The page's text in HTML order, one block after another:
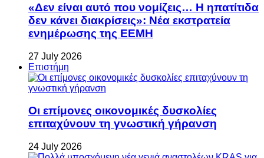
«Δεν είναι αυτό που νομίζεις… Η ηπατίτιδα
δεν κάνει διακρίσεις»: Νέα εκστρατεία
ενημέρωσης της ΕΕΜΗ
27 July 2026
Επιστήμη
Οι επίμονες οικονομικές δυσκολίες
επιταχύνουν τη γνωστική γήρανση
24 July 2026